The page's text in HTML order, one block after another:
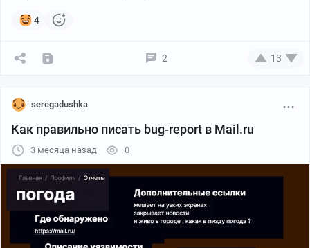
работает, у других — открывается.
4
2 13
seregadushka
Как правильно писать bug-report в Mail.ru
3 месяца назад 0